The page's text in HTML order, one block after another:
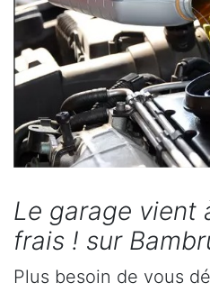
Le garage vient
frais ! sur
Plus besoin de vous